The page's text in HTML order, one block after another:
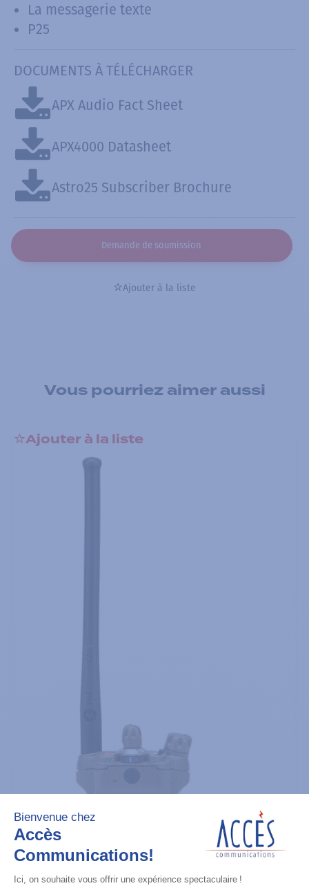
La messagerie texte
P25
DOCUMENTS À TÉLÉCHARGER
APX Audio Fact Sheet
APX4000 Datasheet
Astro25 Subscriber Brochure
Demande de soumission
Ajouter à la liste
Vous pourriez aimer aussi
Ajouter à la liste